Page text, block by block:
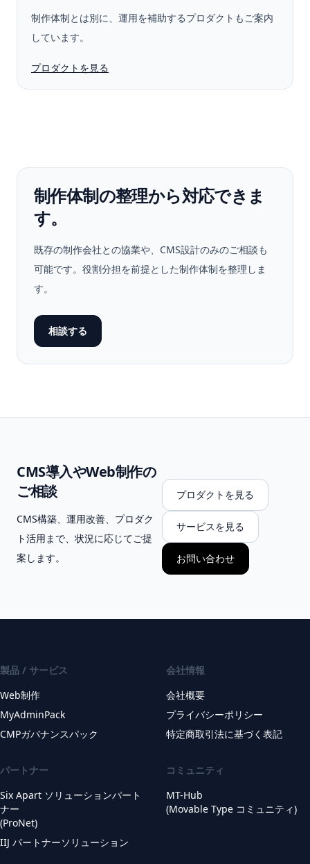
制作体制とは別に、運用を補助するプロダクトもご案内
しています。
プロダクトを見る
制作体制の整理から対応できま
す。
既存の制作会社との協業や、CMS設計のみのご相談も
可能です。役割分担を前提とした制作体制を整理しま
す。
相談する
CMS導入やWeb制作の
ご相談
CMS構築、運用改善、プロダク
ト活用まで、状況に応じてご提
案します。
プロダクトを見る
サービスを見る
お問い合わせ
製品 / サービス
Web制作
MyAdminPack
CMPガバナンスパック
会社情報
会社概要
プライバシーポリシー
特定商取引法に基づく表記
パートナー
Six Apart ソリューションパート
ナー
(ProNet)
IIJ パートナーソリューション
コミュニティ
MT-Hub
(Movable Type コミュニティ)